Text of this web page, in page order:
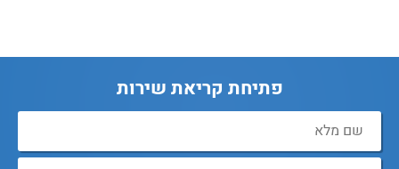
פתיחת קריאת שירות